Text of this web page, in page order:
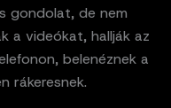
gondolat, de nem
a videókat, hallják az
belenéznek a
rákeresnek.